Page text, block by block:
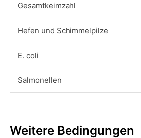
Gesamtkeimzahl
Hefen und Schimmelpilze
E. coli
Salmonellen
Weitere Bedingungen